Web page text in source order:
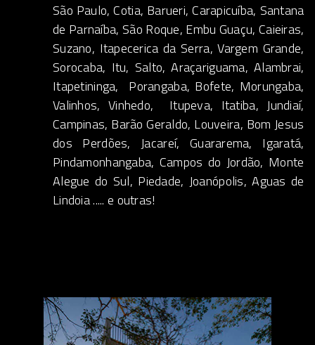
São Paulo, Cotia, Barueri, Carapicuíba, Santana
de Parnaíba, São Roque, Embu Guaçu, Caieiras,
Suzano, Itapecerica da Serra, Vargem Grande,
Sorocaba, Itu, Salto, Araçariguama, Alambrai,
Itapetininga, Porangaba, Bofete, Morungaba,
Valinhos, Vinhedo, Itupeva, Itatiba, Jundiaí,
Campinas, Barão Geraldo, Louveira, Bom Jesus
dos Perdões, Jacareí, Guararema, Igaratá,
Pindamonhangaba, Campos do Jordão, Monte
Alegue do Sul, Piedade, Joanópolis, Aguas de
Lindoia ..... e outras!